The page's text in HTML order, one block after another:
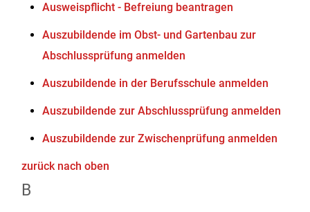
Ausweispflicht - Befreiung beantragen
Auszubildende im Obst- und Gartenbau zur
Abschlussprüfung anmelden
Auszubildende in der Berufsschule anmelden
Auszubildende zur Abschlussprüfung anmelden
Auszubildende zur Zwischenprüfung anmelden
zurück nach oben
B